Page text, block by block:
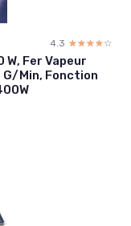
4.3 ☆☆☆☆☆
★★★★★
Fer Vapeur
G/Min, Fonction